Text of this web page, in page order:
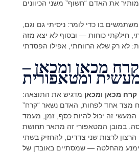
בו כדי לומר: ניסיתי גם וגם,
חילקתי כוחות — ובסוף לא יצא מזה
מכאן ומכאן –
ומטאפורית
קרח מכאן ומכאן מדגיש את התוצאה:
מצד אחד לפחות, האדם נשאר “קרח”
זה יכול להיות כסף, זמן, מעמד
במובן המטאפורי זה מתאר תחושת
לרצות שני צדדים, להחזיק בשתי
מהחלטה — שמסתיים באובדן של